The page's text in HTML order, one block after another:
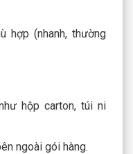
hợp (nhanh, thường
hộp carton, túi ni
ngoài gói hàng.